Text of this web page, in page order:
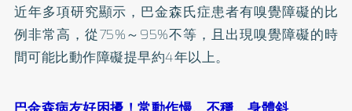
近年多項研究顯示，巴金森氏症患者有嗅覺障礙的比
例非常高，從75%～95%不等，且出現嗅覺障礙的時
間可能比動作障礙提早約4年以上。